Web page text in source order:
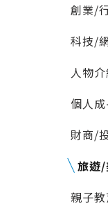
創業/
科技/
人物
個人
財商/
旅遊
親子